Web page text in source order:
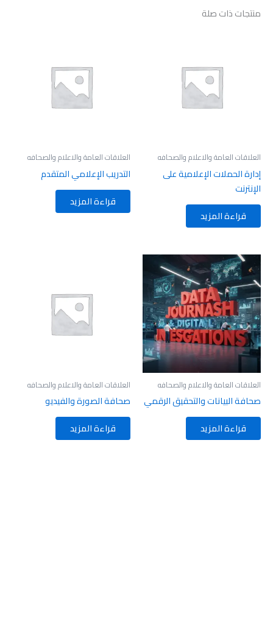
منتجات ذات صلة
العلاقات العامة والاعلام والصحافه
إدارة الحملات الإعلامية على
الإنترنت
قراءة المزيد
العلاقات العامة والاعلام والصحافه
التدريب الإعلامي المتقدم
قراءة المزيد
العلاقات العامة والاعلام والصحافه
صحافة البيانات والتحقيق الرقمي
قراءة المزيد
العلاقات العامة والاعلام والصحافه
صحافة الصورة والفيديو
قراءة المزيد